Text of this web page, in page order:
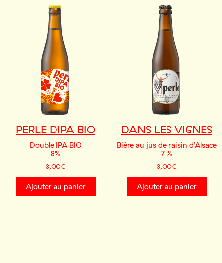
PERLE DIPA BIO
Double IPA BIO
8%
3,00€
Ajouter au panier
DANS LES VIGNES
Bière au jus de raisin d’Alsace
7 %
3,00€
Ajouter au panier